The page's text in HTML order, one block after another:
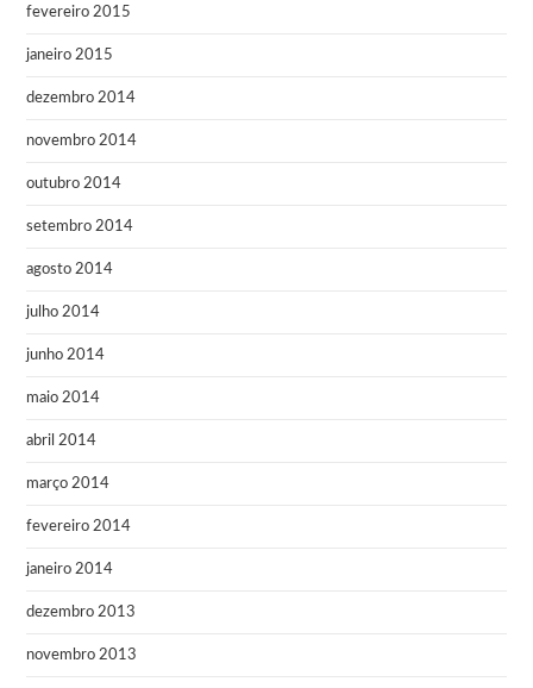
fevereiro 2015
janeiro 2015
dezembro 2014
novembro 2014
outubro 2014
setembro 2014
agosto 2014
julho 2014
junho 2014
maio 2014
abril 2014
março 2014
fevereiro 2014
janeiro 2014
dezembro 2013
novembro 2013